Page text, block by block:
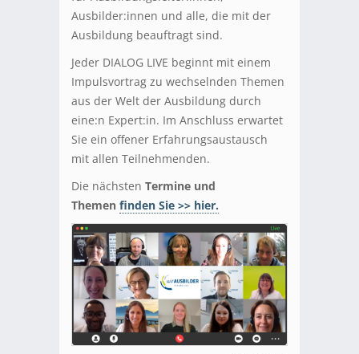
Ausbilder:innen und alle, die mit der
Ausbildung beauftragt sind.
Jeder DIALOG LIVE beginnt mit einem
Impulsvortrag zu wechselnden Themen
aus der Welt der Ausbildung durch
eine:n Expert:in. Im Anschluss erwartet
Sie ein offener Erfahrungsaustausch
mit allen Teilnehmenden.
Die nächsten Termine und
Themen finden Sie >> hier.